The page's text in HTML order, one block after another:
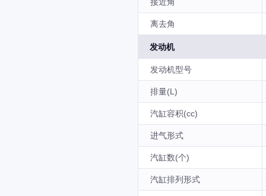
离去角
发动机
发动机型号
排量(L)
汽缸容积(cc)
进气形式
汽缸数(个)
汽缸排列形式